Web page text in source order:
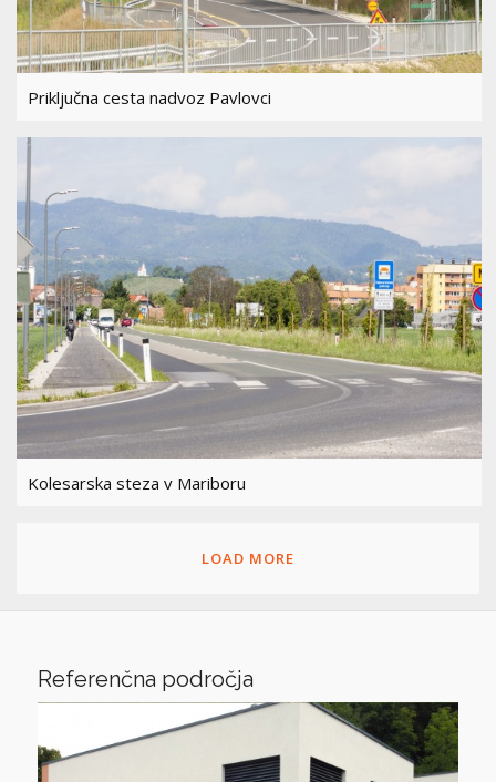
Priključna cesta nadvoz Pavlovci
Kolesarska steza v Mariboru
LOAD MORE
Referenčna področja